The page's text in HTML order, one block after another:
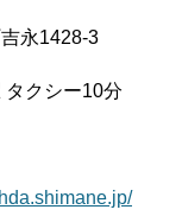
永1428-3
クシー10分